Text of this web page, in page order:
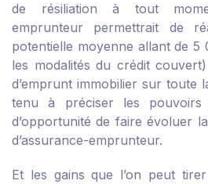
de résiliation à tout
emprunteur permettrait de
potentielle moyenne allant de
les modalités du crédit
d’emprunt immobilier sur toute
tenu à préciser les pouvoirs
d’opportunité de faire évoluer
d’assurance-emprunteur.
Et les gains que l’on peut